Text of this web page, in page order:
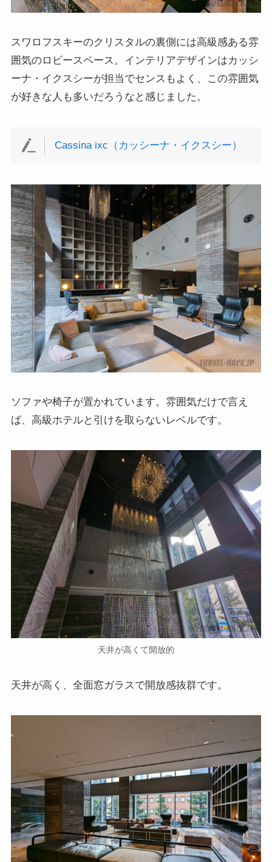
スワロフスキーのクリスタルの裏側には高級感ある雰
囲気のロビースペース。インテリアデザインはカッシ
ーナ・イクスシーが担当でセンスもよく、この雰囲気
が好きな人も多いだろうなと感じました。
Cassina ixc（カッシーナ・イクスシー）
ソファや椅子が置かれています。雰囲気だけで言え
ば、高級ホテルと引けを取らないレベルです。
天井が高くて開放的
天井が高く、全面窓ガラスで開放感抜群です。